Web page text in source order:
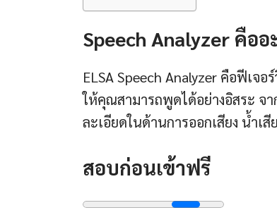
Speech Analyzer คืออ
ELSA Speech Analyzer คือฟีเจ
ให้คุณสามารถพูดได้อย่างอิสระ จ
ละเอียดในด้านการออกเสียง น้ำเ
สอบก่อนเข้าฟรี